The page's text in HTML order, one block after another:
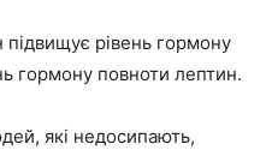
рівень гормону
гормону повноти лептин.
які недосипають,